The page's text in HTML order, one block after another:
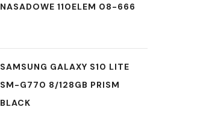
NASADOWE 110ELEM 08-666
SAMSUNG GALAXY S10 LITE
SM-G770 8/128GB PRISM
BLACK